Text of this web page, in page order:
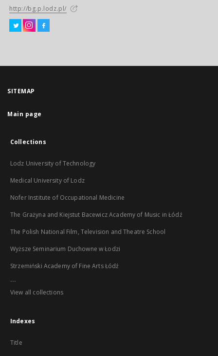
http://bg.p.lodz.pl/
SITEMAP
Main page
Collections
Lodz University of Technology
Medical University of Lodz
Nofer Institute of Occupational Medicine
The Grażyna and Kiejstut Bacewicz Academy of Music in Łódź
The Polish National Film, Television and Theatre School
Wyższe Seminarium Duchowne w Łodzi
Strzemiński Academy of Fine Arts Łódź
...
View all collections
Indexes
Title